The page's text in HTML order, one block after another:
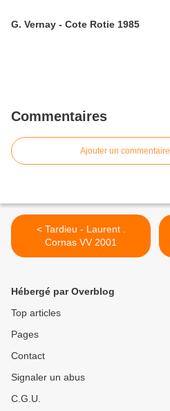
G. Vernay - Cote Rotie 1985
Commentaires
Ajouter un commentaire
< Tardieu - Laurent .
Cornas VV 2001
Hébergé par Overblog
Top articles
Pages
Contact
Signaler un abus
C.G.U.